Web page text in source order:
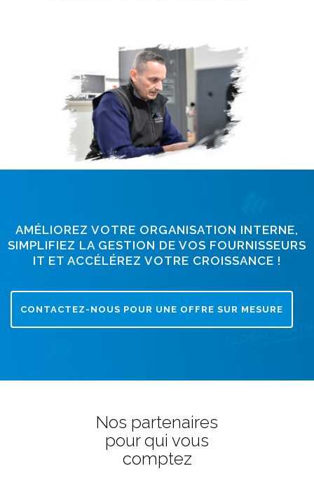
AMÉLIOREZ VOTRE ORGANISATION INTERNE,
SIMPLIFIEZ LA GESTION DE VOS FOURNISSEURS
IT ET ACCÉLÉREZ VOTRE CROISSANCE !
CONTACTEZ-NOUS POUR UNE OFFRE SUR MESURE
Nos partenaires
pour qui vous
comptez